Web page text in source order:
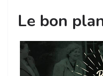
Le bon